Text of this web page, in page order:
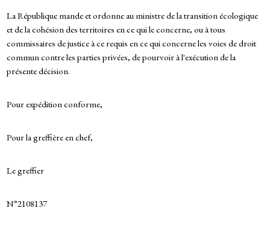
La République mande et ordonne au ministre de la transition écologique
et de la cohésion des territoires en ce qui le concerne, ou à tous
commissaires de justice à ce requis en ce qui concerne les voies de droit
commun contre les parties privées, de pourvoir à l'exécution de la
présente décision.
Pour expédition conforme,
Pour la greffière en chef,
Le greffier
N°2108137